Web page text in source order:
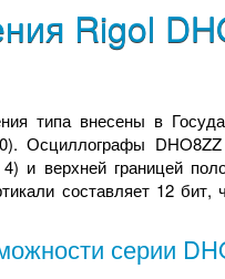
Rigol
типа внесены в
Осциллографы
и верхней границей
составляет 12 бит,
серии